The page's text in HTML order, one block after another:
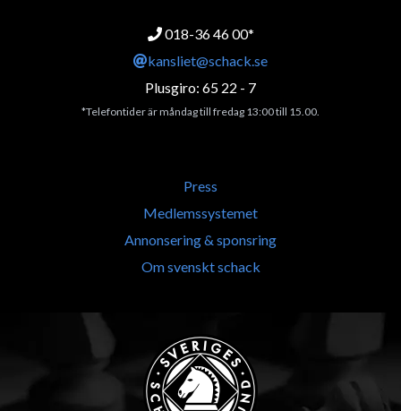
018-36 46 00*
kansliet@schack.se
Plusgiro: 65 22 - 7
*Telefontider är måndag till fredag 13:00 till 15.00.
Press
Medlemssystemet
Annonsering & sponsring
Om svenskt schack